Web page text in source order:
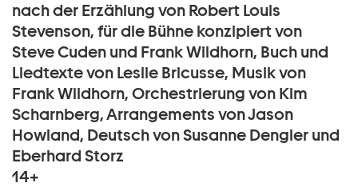
nach der Erzählung von Robert Louis
Stevenson, für die Bühne konzipiert von
Steve Cuden und Frank Wildhorn, Buch und
Liedtexte von Leslie Bricusse, Musik von
Frank Wildhorn, Orchestrierung von Kim
Scharnberg, Arrangements von Jason
Howland, Deutsch von Susanne Dengler und
Eberhard Storz
14+